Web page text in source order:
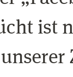
ist